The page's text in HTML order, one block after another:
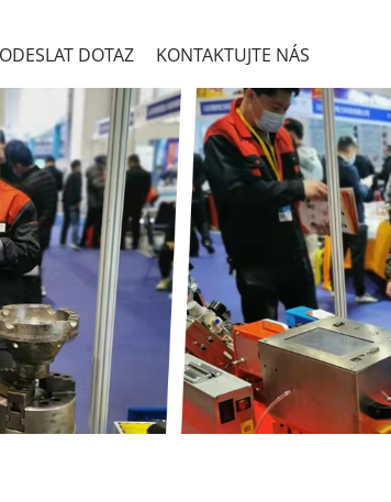
ODESLAT DOTAZ KONTAKTUJTE NÁS